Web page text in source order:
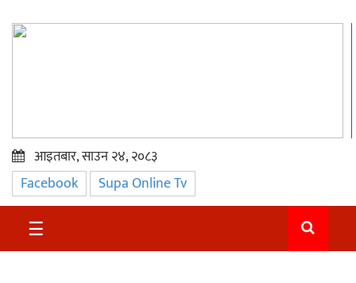
प्रमुख
समाचार
सुदुर
आइतबार, साउन २४, २०८३
Facebook Supa Online Tv
☰